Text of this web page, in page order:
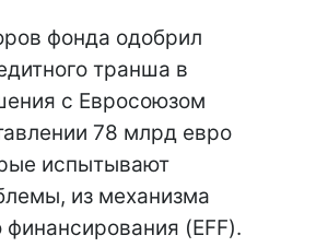
фонда одобрил
транша в
с Евросоюзом
78 млрд евро
испытывают
из механизма
(EFF).